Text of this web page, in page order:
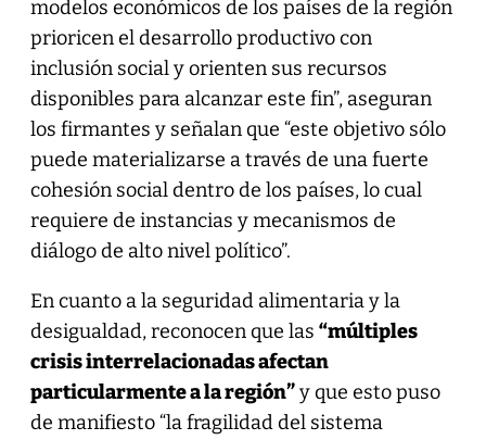
modelos económicos de los países de la región
prioricen el desarrollo productivo con
inclusión social y orienten sus recursos
disponibles para alcanzar este fin”, aseguran
los firmantes y señalan que “este objetivo sólo
puede materializarse a través de una fuerte
cohesión social dentro de los países, lo cual
requiere de instancias y mecanismos de
diálogo de alto nivel político”.
En cuanto a la seguridad alimentaria y la
desigualdad, reconocen que las “múltiples
crisis interrelacionadas afectan
particularmente a la región”y que esto puso
de manifiesto “la fragilidad del sistema